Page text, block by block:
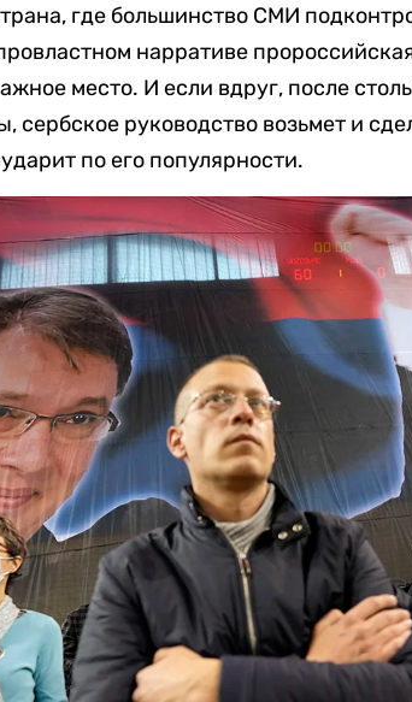
где большинство СМИ
нарративе
место. И если вдруг, после
сербское руководство возьмет и
по его популярности.